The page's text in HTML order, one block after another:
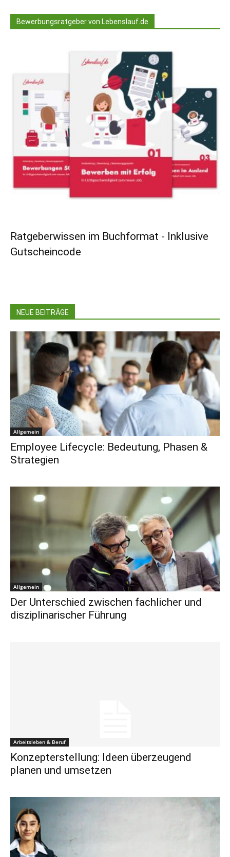
Bewerbungsratgeber von Lebenslauf.de
Ratgeberwissen im Buchformat - Inklusive
Gutscheincode
NEUE BEITRÄGE
Allgemein
Employee Lifecycle: Bedeutung, Phasen &
Strategien
Allgemein
Der Unterschied zwischen fachlicher und
disziplinarischer Führung
Arbeitsleben & Beruf
Konzepterstellung: Ideen überzeugend
planen und umsetzen